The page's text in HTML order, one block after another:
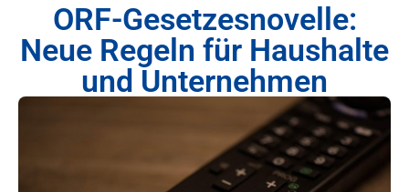
ORF-Gesetzesnovelle:
Neue Regeln für Haushalte
und Unternehmen